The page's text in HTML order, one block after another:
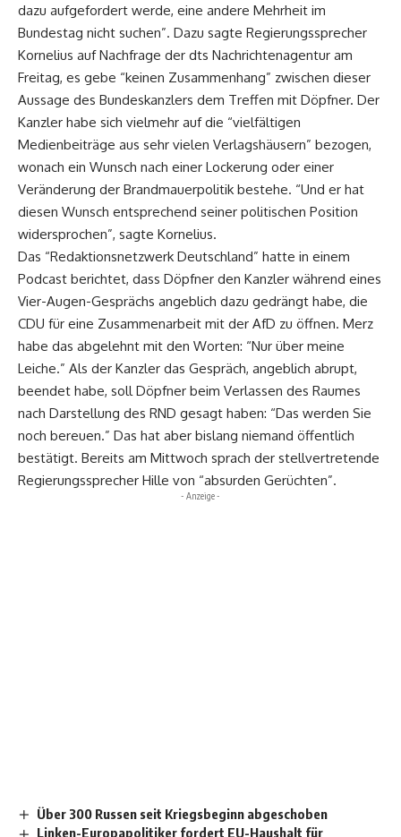
dazu aufgefordert werde, eine andere Mehrheit im
Bundestag nicht suchen”. Dazu sagte Regierungssprecher
Kornelius auf Nachfrage der dts Nachrichtenagentur am
Freitag, es gebe “keinen Zusammenhang” zwischen dieser
Aussage des Bundeskanzlers dem Treffen mit Döpfner. Der
Kanzler habe sich vielmehr auf die “vielfältigen
Medienbeiträge aus sehr vielen Verlagshäusern” bezogen,
wonach ein Wunsch nach einer Lockerung oder einer
Veränderung der Brandmauerpolitik bestehe. “Und er hat
diesen Wunsch entsprechend seiner politischen Position
widersprochen”, sagte Kornelius.
Das “Redaktionsnetzwerk Deutschland” hatte in einem
Podcast berichtet, dass Döpfner den Kanzler während eines
Vier-Augen-Gesprächs angeblich dazu gedrängt habe, die
CDU für eine Zusammenarbeit mit der AfD zu öffnen. Merz
habe das abgelehnt mit den Worten: “Nur über meine
Leiche.” Als der Kanzler das Gespräch, angeblich abrupt,
beendet habe, soll Döpfner beim Verlassen des Raumes
nach Darstellung des RND gesagt haben: “Das werden Sie
noch bereuen.” Das hat aber bislang niemand öffentlich
bestätigt. Bereits am Mittwoch sprach der stellvertretende
Regierungssprecher Hille von “absurden Gerüchten”.
- Anzeige -
Über 300 Russen seit Kriegsbeginn abgeschoben
Linken-Europapolitiker fordert EU-Haushalt für